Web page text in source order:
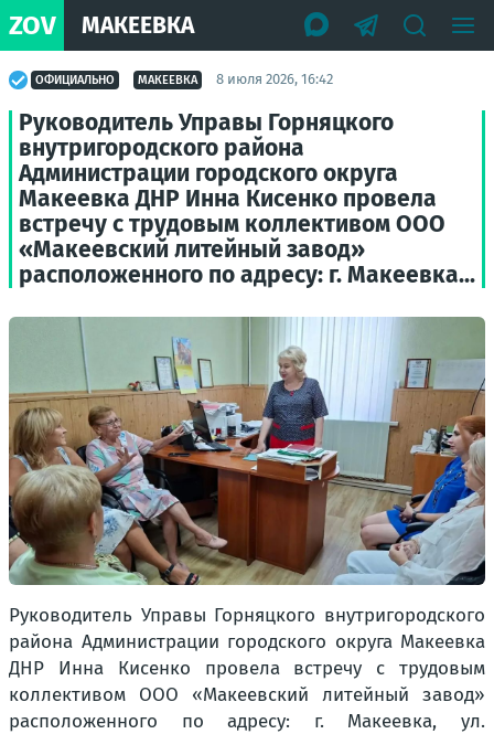
ZOV МАКЕЕВКА
ОФИЦИАЛЬНО МАКЕЕВКА 8 июля 2026, 16:42
Руководитель Управы Горняцкого
внутригородского района
Администрации городского округа
Макеевка ДНР Инна Кисенко провела
встречу с трудовым коллективом ООО
«Макеевский литейный завод»
расположенного по адресу: г. Макеевка...
Руководитель Управы Горняцкого внутригородского
района Администрации городского округа Макеевка
ДНР Инна Кисенко провела встречу с трудовым
коллективом ООО «Макеевский литейный завод»
расположенного по адресу: г. Макеевка, ул.